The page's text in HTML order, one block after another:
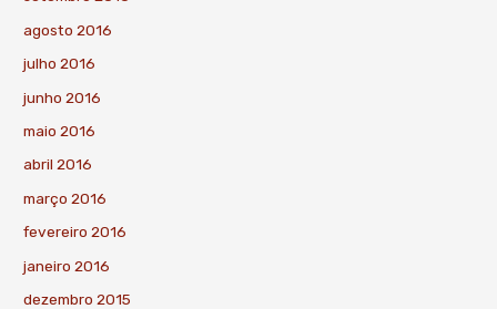
agosto 2016
julho 2016
junho 2016
maio 2016
abril 2016
março 2016
fevereiro 2016
janeiro 2016
dezembro 2015